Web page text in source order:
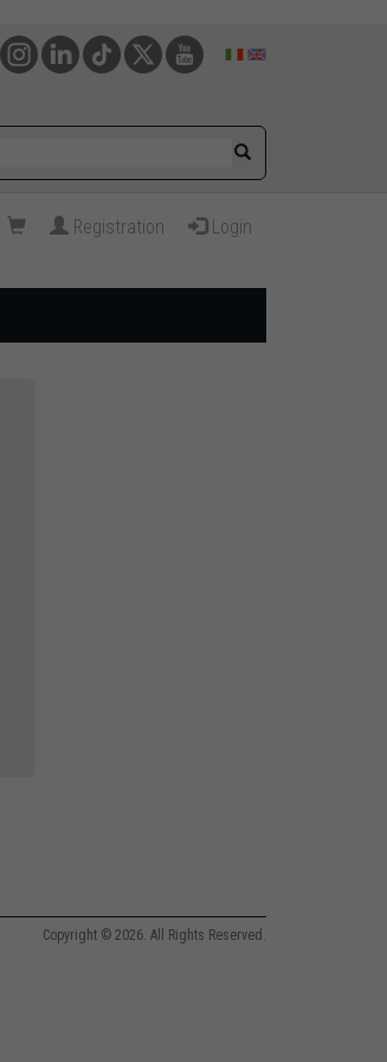
Registration Login
Copyright © 2026. All Rights Reserved.